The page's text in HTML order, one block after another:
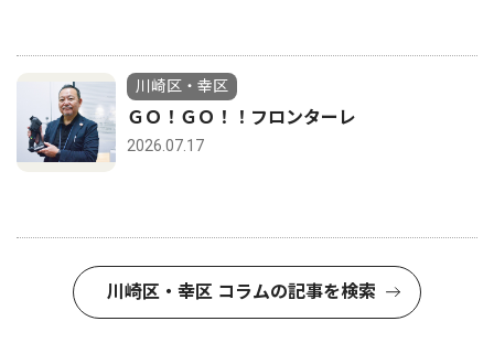
川崎区・幸区
ＧＯ！ＧＯ！！フロンターレ
2026.07.17
川崎区・幸区 コラムの記事を検索